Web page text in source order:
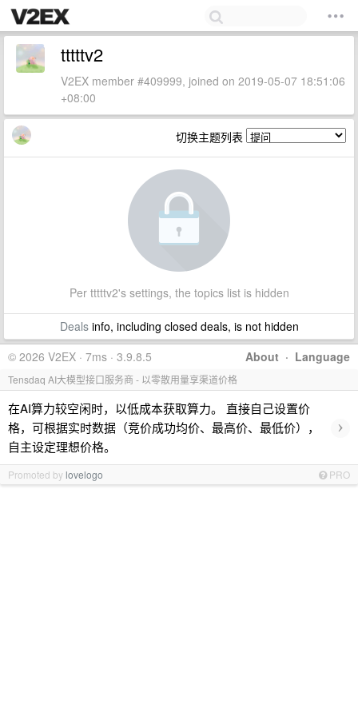
tttttv2
V2EX member #409999, joined on 2019-05-07 18:51:06
+08:00
切换主题列表
Per tttttv2's settings, the topics list is hidden
Dealsinfo, including closed deals, is not hidden
About · Language
© 2026 V2EX · 7ms · 3.9.8.5
Tensdaq AI大模型接口服务商 - 以零散用量享渠道价格
在AI算力较空闲时，以低成本获取算力。 直接自己设置价
格，可根据实时数据（竞价成功均价、最高价、最低价），
自主设定理想价格。
›
Promoted bylovelogo PRO